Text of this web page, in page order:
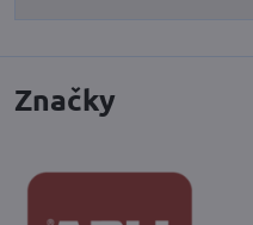
Značky